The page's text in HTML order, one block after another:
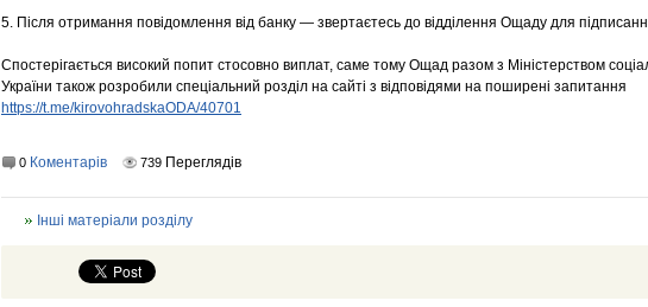
5. Після отримання повідомлення від банку — звертаєтесь до відділення Ощаду для
Спостерігається високий попит стосовно виплат, саме тому Ощад разом з Міністерством
України також розробили спеціальний розділ на сайті з відповідями на поширені запитання
https://t.me/kirovohradskaODA/40701
0 Коментарів 739 Переглядів
Інші матеріали розділу